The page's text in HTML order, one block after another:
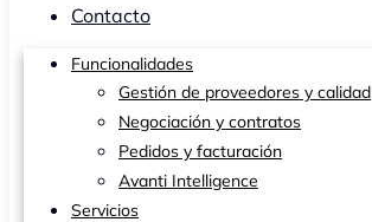
Contacto
Funcionalidades
Gestión de proveedores y calidad
Negociación y contratos
Pedidos y facturación
Avanti Intelligence
Servicios